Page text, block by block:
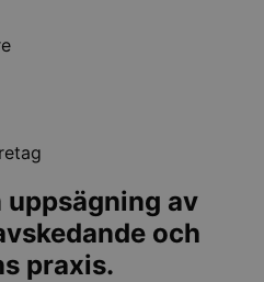
av
och
praxis.